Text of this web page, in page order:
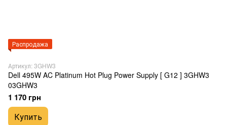
Распродажа
Артикул: 3GHW3
Dell 495W AC Platinum Hot Plug Power Supply [ G12 ] 3GHW3
03GHW3
1 170 грн
Купить